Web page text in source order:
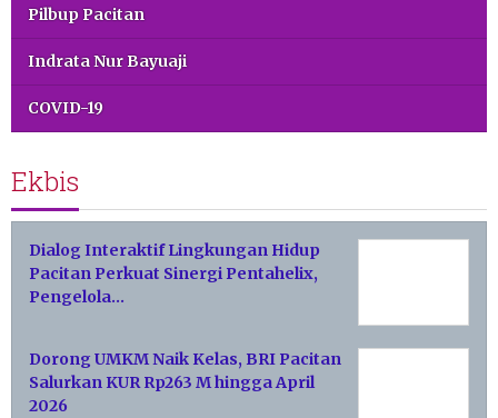
Pilbup Pacitan
Indrata Nur Bayuaji
COVID-19
Ekbis
Dialog Interaktif Lingkungan Hidup
Pacitan Perkuat Sinergi Pentahelix,
Pengelola…
Dorong UMKM Naik Kelas, BRI Pacitan
Salurkan KUR Rp263 M hingga April
2026